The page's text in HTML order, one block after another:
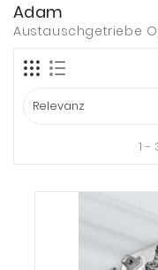
Adam
Austauschgetriebe
Relevanz
1 -